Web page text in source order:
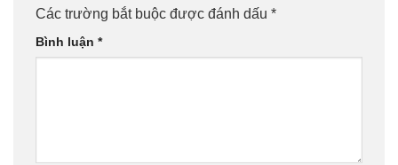
Các trường bắt buộc được đánh dấu *
Bình luận *